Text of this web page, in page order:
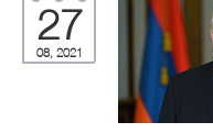
27
08, 2021